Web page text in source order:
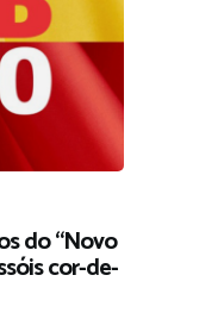
do “Novo
cor-de-